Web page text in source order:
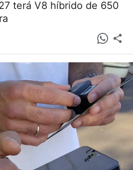
terá V8 híbrido de 650